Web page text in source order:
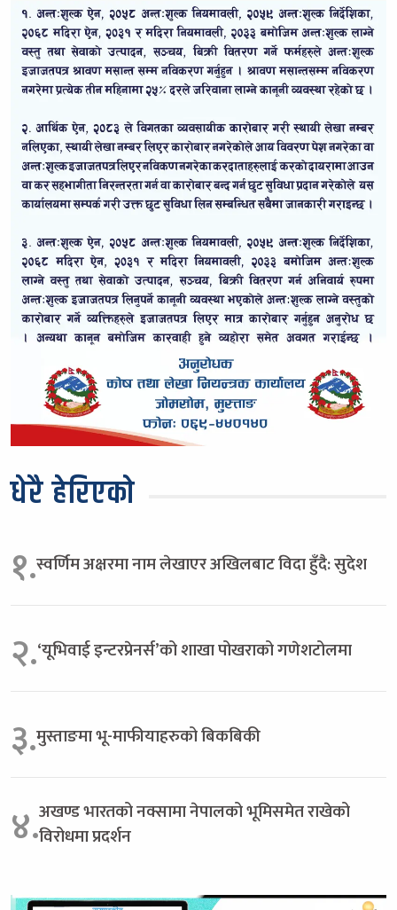
धेरै हेरिएको
१.स्वर्णिम अक्षरमा नाम लेखाएर अखिलबाट विदा हुँदै: सुदेश
२.‘यूभिवाई इन्टरप्रेनर्स’को शाखा पोखराको गणेशटोलमा
३.मुस्ताङमा भू-माफीयाहरुको बिकबिकी
४.अखण्ड भारतको नक्सामा नेपालको भूमिसमेत राखेको
विरोधमा प्रदर्शन